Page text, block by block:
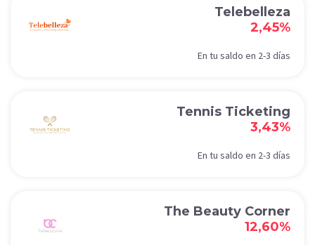
Telebelleza
2,45%
En tu saldo en 2-3 días
Tennis Ticketing
3,43%
En tu saldo en 2-3 días
The Beauty Corner
12,60%